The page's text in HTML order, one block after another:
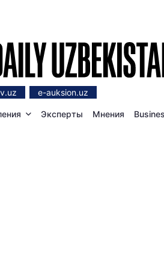
e-auksion.uz
Эксперты Мнения